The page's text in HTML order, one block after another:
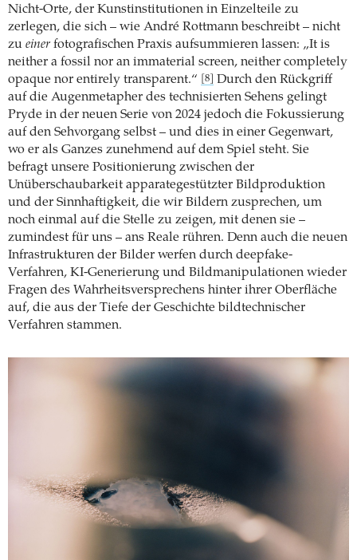
Nicht-Orte, der Kunstinstitutionen in Einzelteile zu
zerlegen, die sich – wie André Rottmann beschreibt – nicht
zu einer fotografischen Praxis aufsummieren lassen: „It is
neither a fossil nor an immaterial screen, neither completely
opaque nor entirely transparent.“
[8]
Durch den Rückgriff
auf die Augenmetapher des technisierten Sehens gelingt
Pryde in der neuen Serie von 2024 jedoch die Fokussierung
auf den Sehvorgang selbst – und dies in einer Gegenwart,
wo er als Ganzes zunehmend auf dem Spiel steht. Sie
befragt unsere Positionierung zwischen der
Unüberschaubarkeit apparategestützter Bildproduktion
und der Sinnhaftigkeit, die wir Bildern zusprechen, um
noch einmal auf die Stelle zu zeigen, mit denen sie –
zumindest für uns – ans Reale rühren. Denn auch die neuen
Infrastrukturen der Bilder werfen durch deepfake-
Verfahren, KI-Generierung und Bildmanipulationen wieder
Fragen des Wahrheitsversprechens hinter ihrer Oberfläche
auf, die aus der Tiefe der Geschichte bildtechnischer
Verfahren stammen.